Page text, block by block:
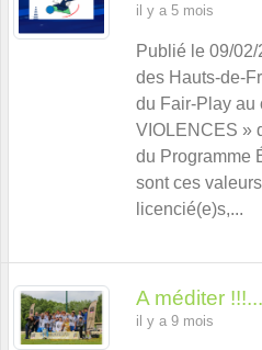
il y a 5 mois
Publié le 09/02/
des Hauts-de-
du Fair-Play
VIOLENCES »
du Programme
sont ces
licencié(e)s,...
A méditer !!!...
il y a 9 mois